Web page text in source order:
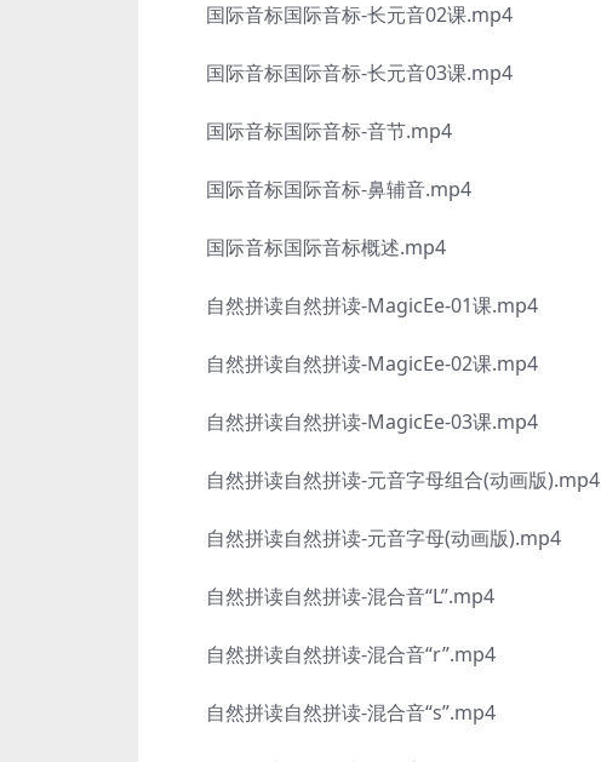
国际音标国际音标-长元音02课.mp4
国际音标国际音标-长元音03课.mp4
国际音标国际音标-音节.mp4
国际音标国际音标-鼻辅音.mp4
国际音标国际音标概述.mp4
自然拼读自然拼读-MagicEe-01课.mp4
自然拼读自然拼读-MagicEe-02课.mp4
自然拼读自然拼读-MagicEe-03课.mp4
自然拼读自然拼读-元音字母组合(动画版).mp4
自然拼读自然拼读-元音字母(动画版).mp4
自然拼读自然拼读-混合音“L”.mp4
自然拼读自然拼读-混合音“r”.mp4
自然拼读自然拼读-混合音“s”.mp4